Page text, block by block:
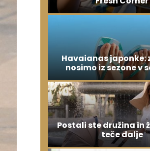
Havaianas japonke:
nosimo iz sezone v
Postali ste družina in
teče dalje